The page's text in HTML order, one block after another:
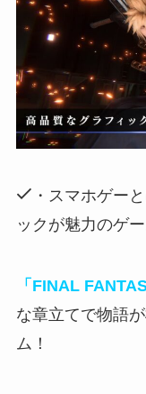
・スマホゲー
ックが魅力のゲー
「FINAL
な章立てで物語
ム！